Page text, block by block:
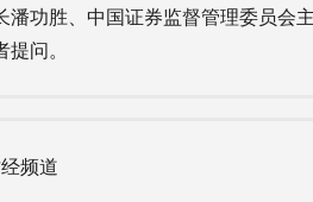
功胜、中国证券监督管理委员会
问。
频道